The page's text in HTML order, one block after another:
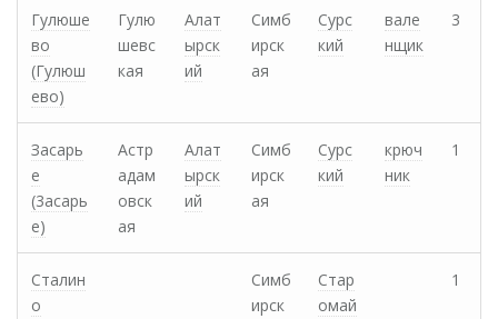
Гулюше
во
(Гулюш
ево)
Гулю
шевс
кая
Алат
ырск
ий
Симб
ирск
ая
Сурс
кий
вале
нщик
3
Засарь
е
(3асарь
е)
Астр
адам
овск
ая
Алат
ырск
ий
Симб
ирск
ая
Сурс
кий
крюч
ник
1
Сталин
о
Симб
ирск
Стар
омай
1